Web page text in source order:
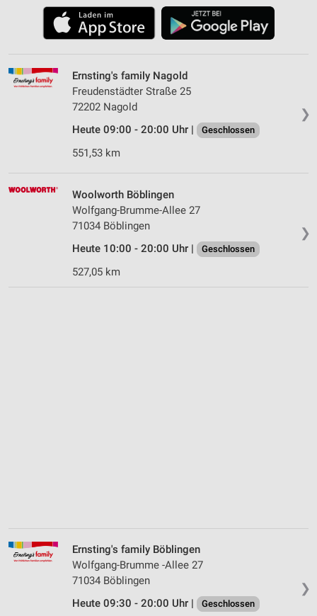
❯
Ernsting's family Nagold
Freudenstädter Straße 25
72202 Nagold
Heute 09:00 - 20:00 Uhr |
Geschlossen
551,53 km
❯
Woolworth Böblingen
Wolfgang-Brumme-Allee 27
71034 Böblingen
Heute 10:00 - 20:00 Uhr |
Geschlossen
527,05 km
❯
Ernsting's family Böblingen
Wolfgang-Brumme -Allee 27
71034 Böblingen
Heute 09:30 - 20:00 Uhr |
Geschlossen